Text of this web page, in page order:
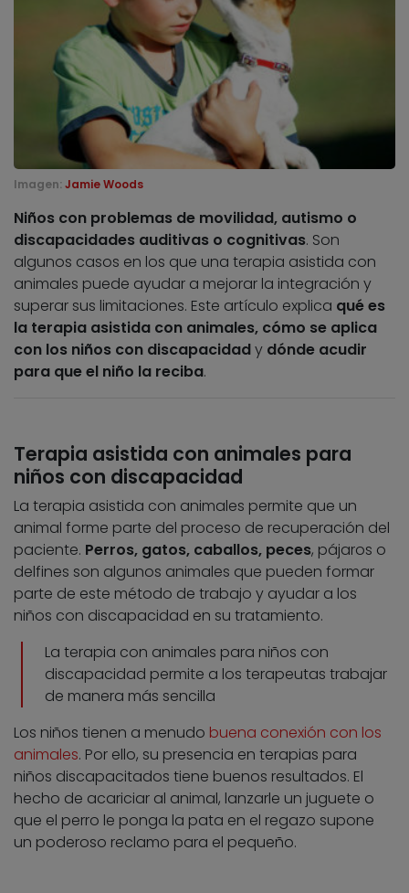
Imagen: Jamie Woods
Niños con problemas de movilidad, autismo o
discapacidades auditivas o cognitivas. Son
algunos casos en los que una terapia asistida con
animales puede ayudar a mejorar la integración y
superar sus limitaciones. Este artículo explica qué es
la terapia asistida con animales, cómo se aplica
con los niños con discapacidady dónde acudir
para que el niño la reciba.
Terapia asistida con animales para
niños con discapacidad
La terapia asistida con animales permite que un
animal forme parte del proceso de recuperación del
paciente. Perros, gatos, caballos, peces, pájaros o
delfines son algunos animales que pueden formar
parte de este método de trabajo y ayudar a los
niños con discapacidad en su tratamiento.
La terapia con animales para niños con
discapacidad permite a los terapeutas trabajar
de manera más sencilla
Los niños tienen a menudo buena conexión con los
animales. Por ello, su presencia en terapias para
niños discapacitados tiene buenos resultados. El
hecho de acariciar al animal, lanzarle un juguete o
que el perro le ponga la pata en el regazo supone
un poderoso reclamo para el pequeño.